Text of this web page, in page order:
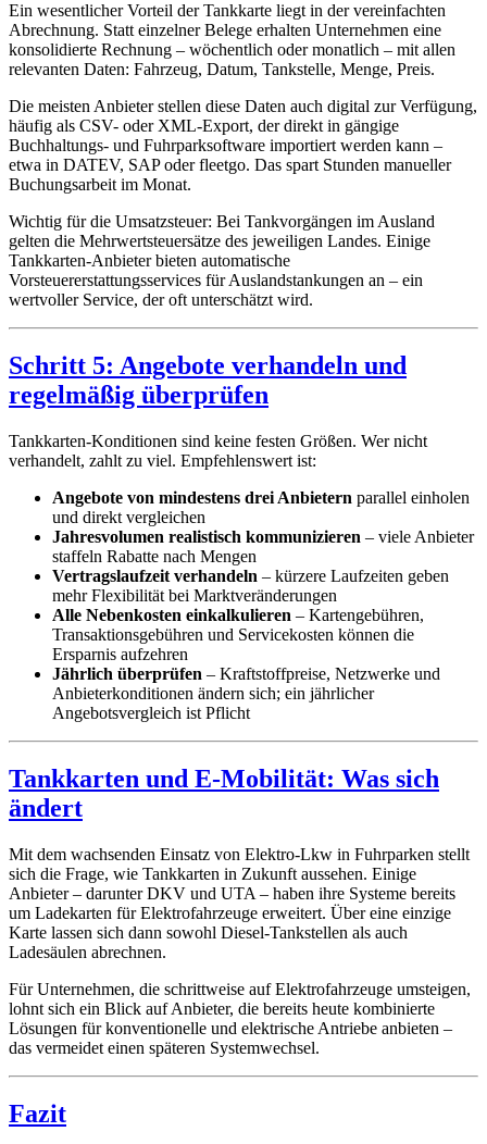
Ein wesentlicher Vorteil der Tankkarte liegt in der vereinfachten
Abrechnung. Statt einzelner Belege erhalten Unternehmen eine
konsolidierte Rechnung – wöchentlich oder monatlich – mit allen
relevanten Daten: Fahrzeug, Datum, Tankstelle, Menge, Preis.
Die meisten Anbieter stellen diese Daten auch digital zur Verfügung,
häufig als CSV- oder XML-Export, der direkt in gängige
Buchhaltungs- und Fuhrparksoftware importiert werden kann –
etwa in DATEV, SAP oder fleetgo. Das spart Stunden manueller
Buchungsarbeit im Monat.
Wichtig für die Umsatzsteuer: Bei Tankvorgängen im Ausland
gelten die Mehrwertsteuersätze des jeweiligen Landes. Einige
Tankkarten-Anbieter bieten automatische
Vorsteuererstattungsservices für Auslandstankungen an – ein
wertvoller Service, der oft unterschätzt wird.
Schritt 5: Angebote verhandeln und
regelmäßig überprüfen
Tankkarten-Konditionen sind keine festen Größen. Wer nicht
verhandelt, zahlt zu viel. Empfehlenswert ist:
Angebote von mindestens drei Anbietern parallel einholen
und direkt vergleichen
Jahresvolumen realistisch kommunizieren – viele Anbieter
staffeln Rabatte nach Mengen
Vertragslaufzeit verhandeln – kürzere Laufzeiten geben
mehr Flexibilität bei Marktveränderungen
Alle Nebenkosten einkalkulieren – Kartengebühren,
Transaktionsgebühren und Servicekosten können die
Ersparnis aufzehren
Jährlich überprüfen – Kraftstoffpreise, Netzwerke und
Anbieterkonditionen ändern sich; ein jährlicher
Angebotsvergleich ist Pflicht
Tankkarten und E-Mobilität: Was sich
ändert
Mit dem wachsenden Einsatz von Elektro-Lkw in Fuhrparken stellt
sich die Frage, wie Tankkarten in Zukunft aussehen. Einige
Anbieter – darunter DKV und UTA – haben ihre Systeme bereits
um Ladekarten für Elektrofahrzeuge erweitert. Über eine einzige
Karte lassen sich dann sowohl Diesel-Tankstellen als auch
Ladesäulen abrechnen.
Für Unternehmen, die schrittweise auf Elektrofahrzeuge umsteigen,
lohnt sich ein Blick auf Anbieter, die bereits heute kombinierte
Lösungen für konventionelle und elektrische Antriebe anbieten –
das vermeidet einen späteren Systemwechsel.
Fazit